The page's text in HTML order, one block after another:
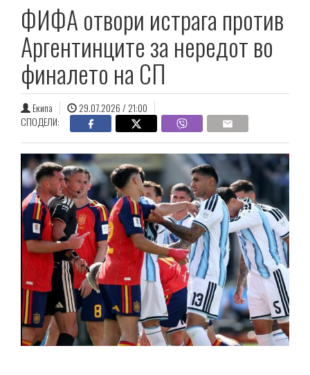
ФИФА отвори истрага против
Аргентинците за нередот во
финалето на СП
Екипа
29.07.2026 / 21:00
СПОДЕЛИ: